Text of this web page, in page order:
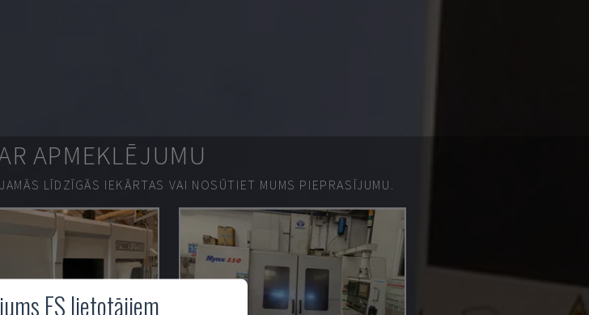
APMEKLĒJUMU
LĪDZĪGĀS IEKĀRTAS VAI NOSŪTIET MUMS PIEPRASĪJUMU.
ES lietotājiem